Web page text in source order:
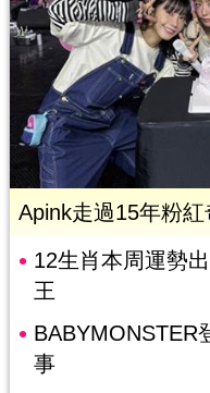
Apink走過15年粉
12生肖本周運勢
王
BABYMONSTER
事